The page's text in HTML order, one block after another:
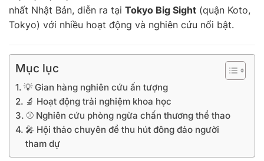
nhất Nhật Bản, diễn ra tại Tokyo Big Sight (quận Koto,
Tokyo) với nhiều hoạt động và nghiên cứu nổi bật.
Mục lục
💡 Gian hàng nghiên cứu ấn tượng
🔬 Hoạt động trải nghiệm khoa học
⚾ Nghiên cứu phòng ngừa chấn thương thể thao
🎤 Hội thảo chuyên đề thu hút đông đảo người
tham dự